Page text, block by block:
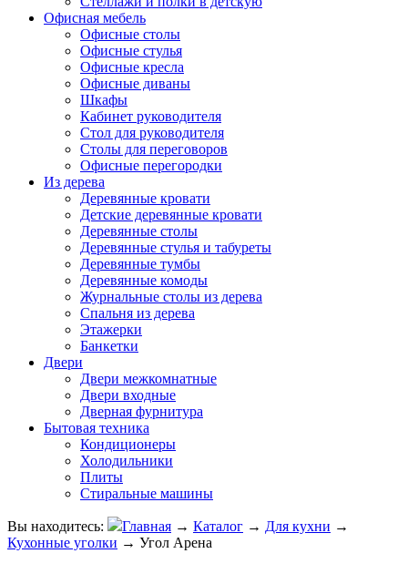
Офисная мебель
Офисные столы
Офисные стулья
Офисные кресла
Офисные диваны
Шкафы
Кабинет руководителя
Стол для руководителя
Столы для переговоров
Офисные перегородки
Из дерева
Деревянные кровати
Детские деревянные кровати
Деревянные столы
Деревянные стулья и табуреты
Деревянные тумбы
Деревянные комоды
Журнальные столы из дерева
Спальня из дерева
Этажерки
Банкетки
Двери
Двери межкомнатные
Двери входные
Дверная фурнитура
Бытовая техника
Кондиционеры
Холодильники
Плиты
Стиральные машины
Вы находитесь: Главная → Каталог → Для кухни →
Кухонные уголки → Угол Арена